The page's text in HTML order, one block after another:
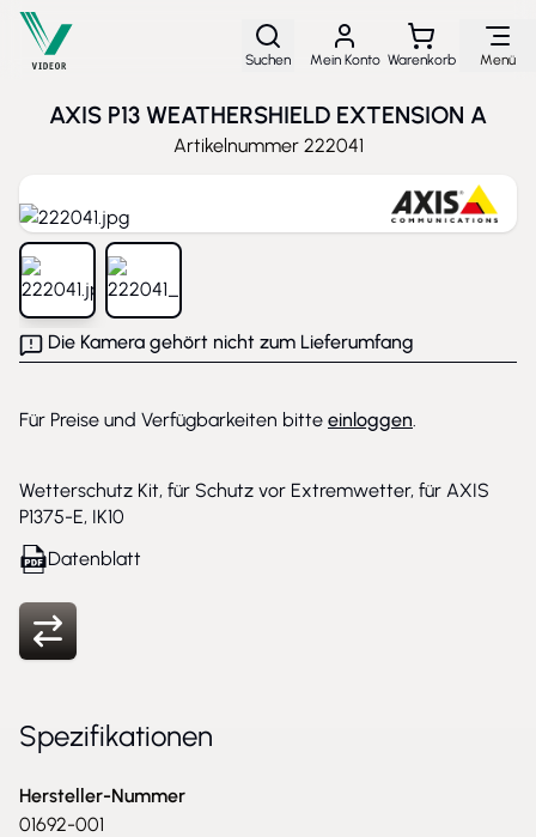
Direkt zum Inhalt
Suchen Mein Konto Warenkorb Menü
AXIS P13 WEATHERSHIELD EXTENSION A
Artikelnummer 222041
Wetterschutz Kit, für Schutz vor Extremwetter, für AXIS
P1375-E, IK10
Für Preise und Verfügbarkeiten bitte einloggen.
Datenblatt
View larger image
Die Kamera gehört nicht zum Lieferumfang
Spezifikationen
Hersteller-Nummer
01692-001